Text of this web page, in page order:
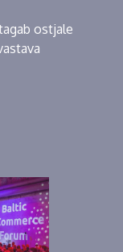
ostjale